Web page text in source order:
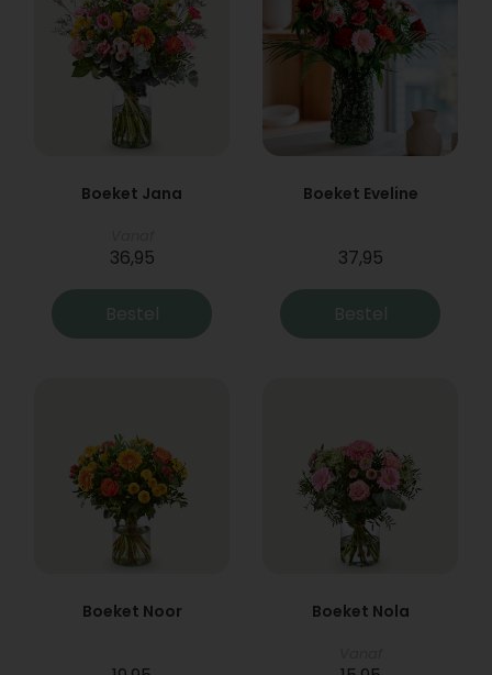
Boeket Jana
36,95
Bestel
Boeket Eveline
37,95
Bestel
Boeket Noor Boeket Nola